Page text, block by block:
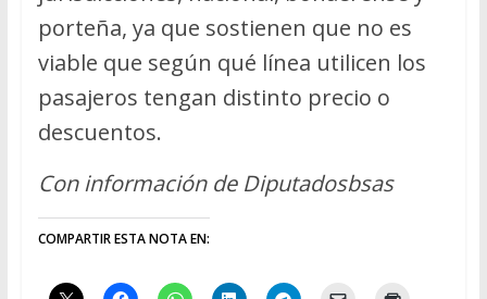
porteña, ya que sostienen que no es
viable que según qué línea utilicen los
pasajeros tengan distinto precio o
descuentos.
Con información de Diputadosbsas
COMPARTIR ESTA NOTA EN: